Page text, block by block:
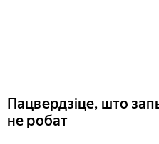
Пацвердзіце, што
не робат